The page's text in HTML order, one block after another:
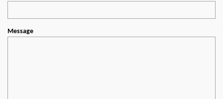
Message